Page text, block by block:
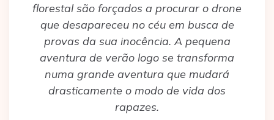
florestal são forçados a procurar o drone
que desapareceu no céu em busca de
provas da sua inocência. A pequena
aventura de verão logo se transforma
numa grande aventura que mudará
drasticamente o modo de vida dos
rapazes.